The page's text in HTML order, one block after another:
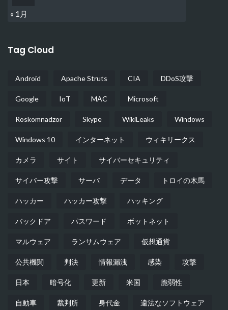
« 1月
Tag Cloud
Android Apache Struts CIA DDoS攻撃
Google IoT MAC Microsoft
Roskomnadzor Skype WikiLeaks Windows
Windows 10 インターネット ウィキリークス
カメラ サイト サイバーセキュリティ
サイバー攻撃 サーバ データ トロイの木馬
ハッカー ハッカー攻撃 ハッキング
バックドア パスワード ボットネット
マルウェア ランサムウェア 仮想通貨
公共機関 判決 情報漏洩 感染 攻撃
日本 暗号化 更新 米国 脆弱性
自動車 裁判所 身代金 違法なソフトウェア